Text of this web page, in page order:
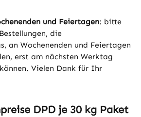
und Feiertagen: bitte
die
an Wochenenden und Feiertagen
erst am nächsten Werktag
Vielen Dank für Ihr
DPD je 30 kg Paket